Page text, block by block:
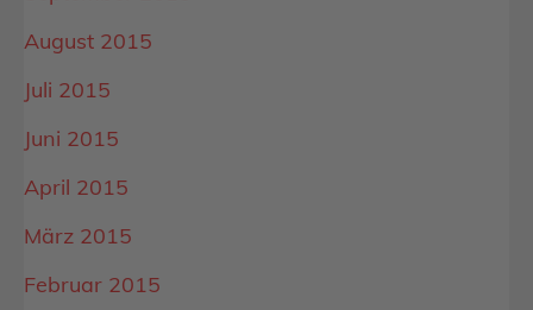
August 2015
Juli 2015
Juni 2015
April 2015
März 2015
Februar 2015